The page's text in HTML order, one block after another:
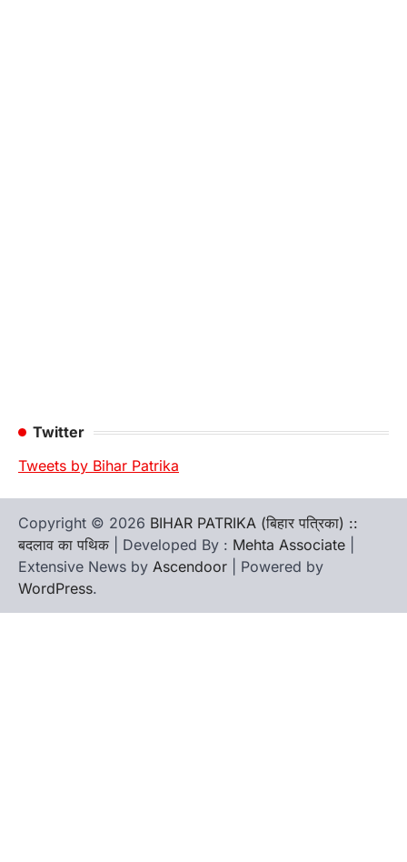
Twitter
Tweets by Bihar Patrika
Copyright © 2026 BIHAR PATRIKA (बिहार पत्रिका) ::
बदलाव का पथिक | Developed By : Mehta Associate
Extensive News by Ascendoor | Powered by
WordPress.